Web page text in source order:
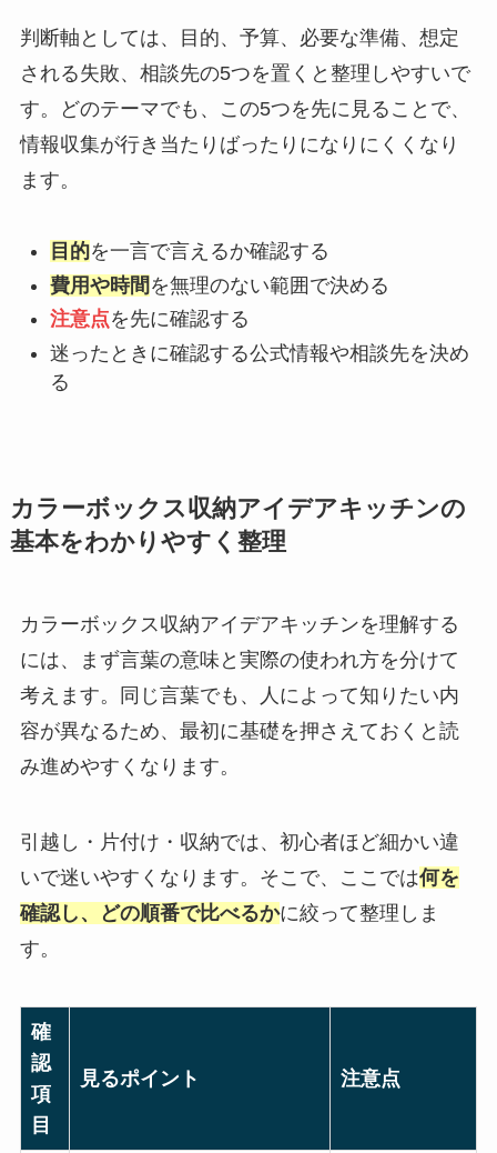
判断軸としては、目的、予算、必要な準備、想定
される失敗、相談先の5つを置くと整理しやすいで
す。どのテーマでも、この5つを先に見ることで、
情報収集が行き当たりばったりになりにくくなり
ます。
目的を一言で言えるか確認する
費用や時間 を無理のない範囲で決める
注意点を先に確認する
迷ったときに確認する公式情報や相談先を決め
る
カラーボックス収納アイデアキッチンの
基本をわかりやすく整理
カラーボックス収納アイデアキッチンを理解する
には、まず言葉の意味と実際の使われ方を分けて
考えます。同じ言葉でも、人によって知りたい内
容が異なるため、最初に基礎を押さえておくと読
み進めやすくなります。
引越し・片付け・収納では、初心者ほど細かい違
いで迷いやすくなります。そこで、ここでは何を
確認し、どの順番で比べるかに絞って整理しま
す。
確
認
項
目
見るポイント 注意点